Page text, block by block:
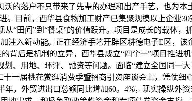
的落户不只带来了先辈的办理和出产手艺，也为
。目前，西华县食物加工财产已集聚规模以上企业
“田间”到“餐桌”的价值跃升。项目是成长的载体
注入新动能。正在经济手艺开辟区耕德电子E区，
背后是机制的立异，西华县成立“四个一”项目推进
、用地、环评、融资等问题。面临“建立全国同一
一届桃花赏逛消费季暨招商引资座谈会上，凭仗细
，外贸进出口总额同比增加60。4%，现实操纵外